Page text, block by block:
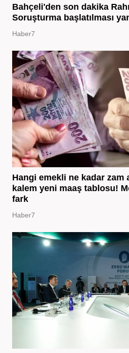
Bahçeli'den son dakika
Soruşturma başlatılması
Haber7
Hangi emekli ne kadar zam
kalem yeni maaş tablosu!
fark
Haber7